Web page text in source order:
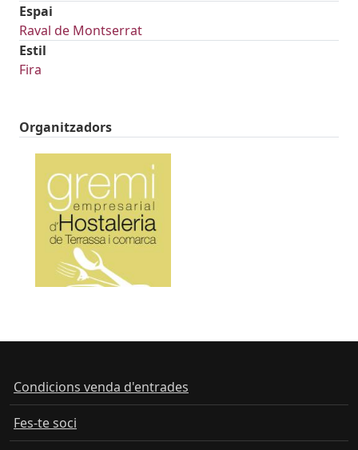
Espai
Raval de Montserrat
Estil
Fira
Organitzadors
Condicions venda d'entrades
Fes-te soci